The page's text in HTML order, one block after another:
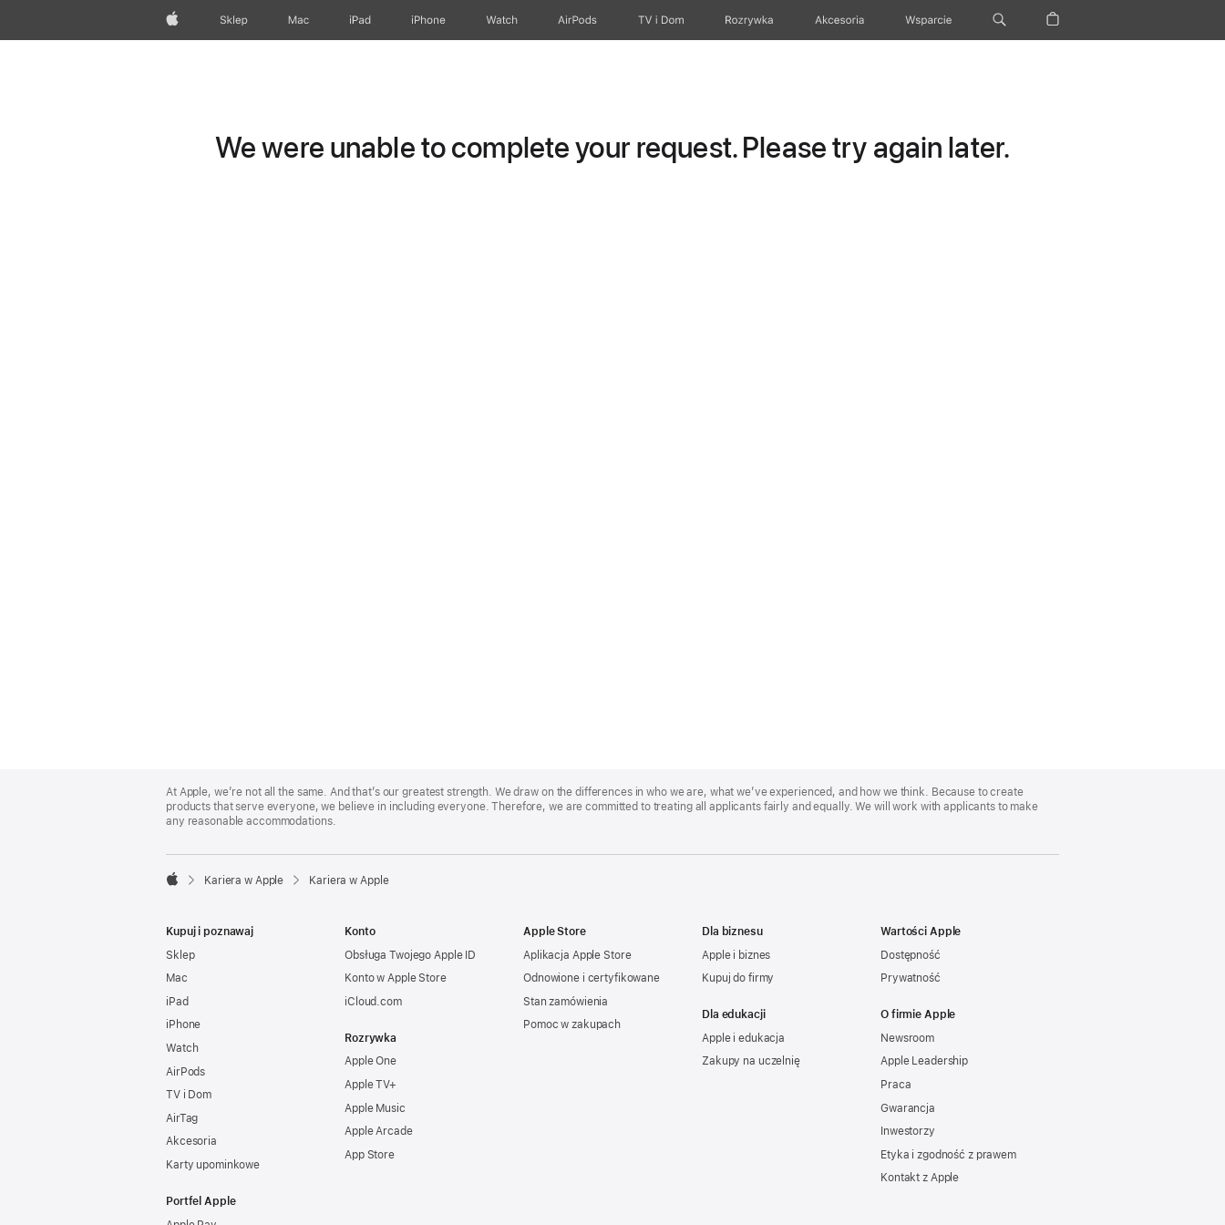
Apple Sklep Mac iPad iPhone Watch AirPods TV i Dom Rozrywka Akcesoria Wsparcie
We were unable to complete your request. Please try again later.
Footer
At Apple, we’re not all the same. And that’s our greatest strength. We draw on the differences in who we are, what we’ve experienced, and how we think. Because to create
products that serve everyone, we believe in including everyone. Therefore, we are committed to treating all applicants fairly and equally. We will work with applicants to make
any reasonable accommodations.

Kariera w Apple Kariera w Apple
Kupuj i poznawaj
Sklep
Mac
iPad
iPhone
Watch
AirPods
TV i Dom
AirTag
Akcesoria
Karty upominkowe
Portfel Apple
Konto
Obsługa Twojego Apple ID
Konto w Apple Store
iCloud.com
Rozrywka
Apple One
Apple TV+
Apple Music
Apple Arcade
App Store
Apple Store
Aplikacja Apple Store
Odnowione i certyfikowane
Stan zamówienia
Pomoc w zakupach
Dla biznesu
Apple i biznes
Kupuj do firmy
Dla edukacji
Apple i edukacja
Zakupy na uczelnię
Wartości Apple
Dostępność
Prywatność
O firmie Apple
Newsroom
Apple Leadership
Praca
Gwarancja
Inwestorzy
Etyka i zgodność z prawem
Kontakt z Apple